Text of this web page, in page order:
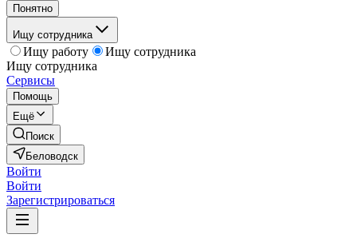
Понятно
Ищу сотрудника
Ищу работу
Ищу сотрудника
Ищу сотрудника
Сервисы
Помощь
Ещё
Поиск
Беловодск
Войти
Войти
Зарегистрироваться